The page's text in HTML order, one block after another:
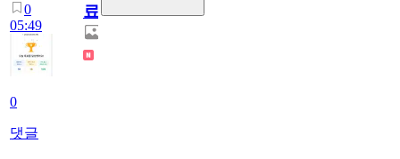
0
05:49
0
댓글
료